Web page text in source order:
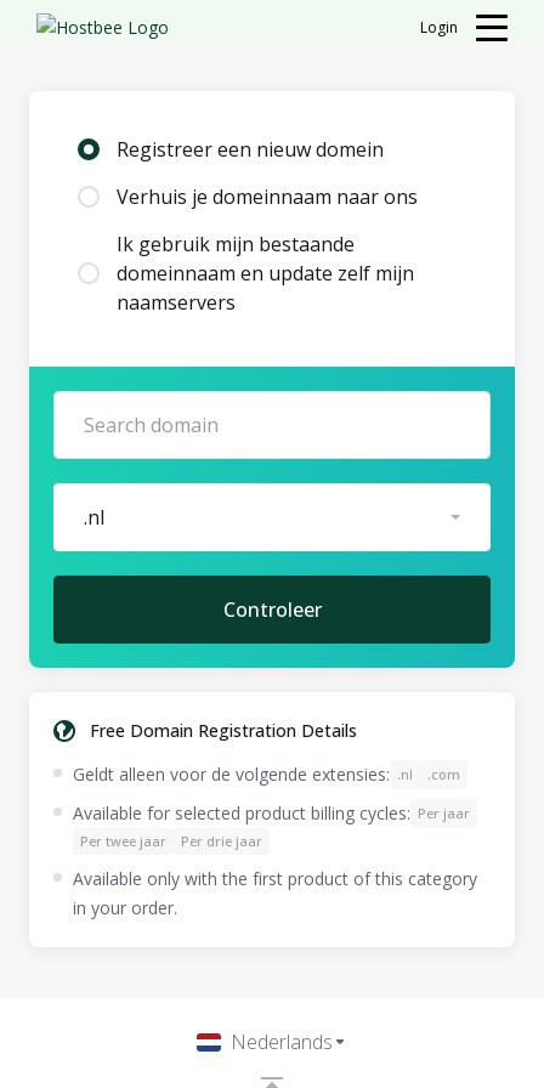
Login
Registreer een nieuw domein
Verhuis je domeinnaam naar ons
Ik gebruik mijn bestaande
domeinnaam en update zelf mijn
naamservers
.nl
Controleer
Free Domain Registration Details
Geldt alleen voor de volgende extensies: .nl .com
Available for selected product billing cycles: Per jaar
Per twee jaar
Per drie jaar
Available only with the first product of this category
in your order.
Nederlands